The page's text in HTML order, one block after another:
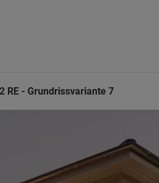
RE - Grundrissvariante 7